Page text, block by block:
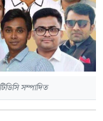
সম্পাদিত